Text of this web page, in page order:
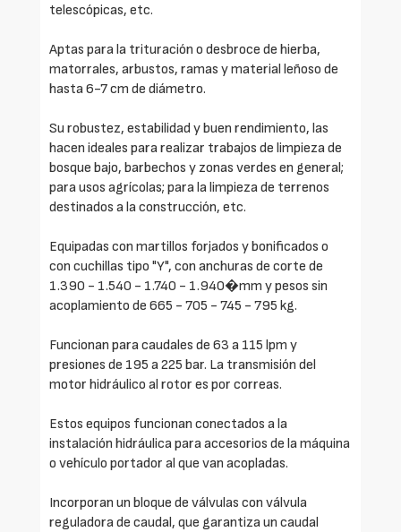
telescópicas, etc.
Aptas para la trituración o desbroce de hierba,
matorrales, arbustos, ramas y material leñoso de
hasta 6-7 cm de diámetro.
Su robustez, estabilidad y buen rendimiento, las
hacen ideales para realizar trabajos de limpieza de
bosque bajo, barbechos y zonas verdes en general;
para usos agrícolas; para la limpieza de terrenos
destinados a la construcción, etc.
Equipadas con martillos forjados y bonificados o
con cuchillas tipo "Y", con anchuras de corte de
1.390 - 1.540 - 1.740 - 1.940�mm y pesos sin
acoplamiento de 665 - 705 - 745 - 795 kg.
Funcionan para caudales de 63 a 115 lpm y
presiones de 195 a 225 bar. La transmisión del
motor hidráulico al rotor es por correas.
Estos equipos funcionan conectados a la
instalación hidráulica para accesorios de la máquina
o vehículo portador al que van acopladas.
Incorporan un bloque de válvulas con válvula
reguladora de caudal, que garantiza un caudal